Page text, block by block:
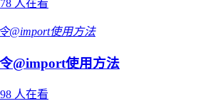
人在看
@import使用方法
人在看